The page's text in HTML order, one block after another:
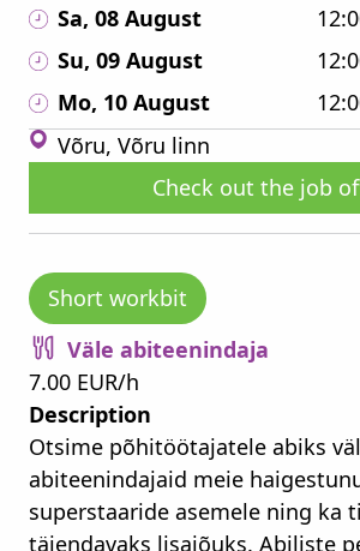
Sa, 08 August
Su, 09 August
Mo, 10 August
Võru, Võru linn
Check out the job
Short workbit
Väle abiteenindaja
7.00 EUR/h
Description
Otsime põhitöötajatele abiks
abiteenindajaid meie
superstaaride asemele ning ka
täiendavaks lisajõuks. Abiliste